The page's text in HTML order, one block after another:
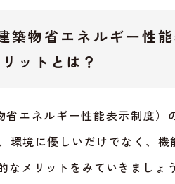
築物省エネルギー性
ットとは？
省エネルギー性能表示制度）
環境に優しいだけでなく、
なメリットをみていきましょう